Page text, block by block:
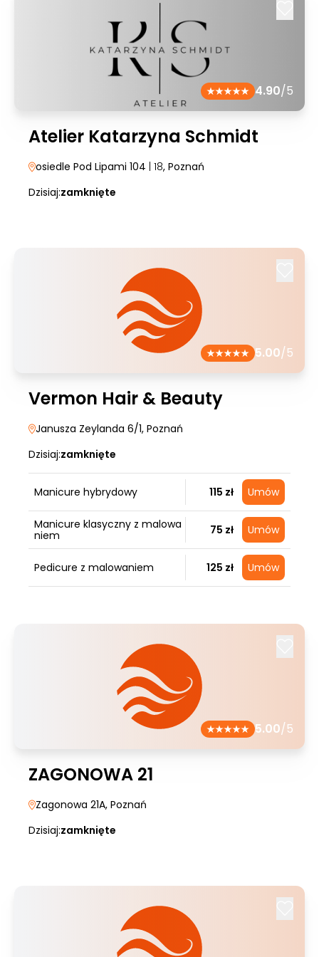
4.90/5
Atelier Katarzyna Schmidt
osiedle Pod Lipami 104 | 18, Poznań
Dzisiaj:zamknięte
5.00/5
Vermon Hair & Beauty
Janusza Zeylanda 6/1, Poznań
Dzisiaj:zamknięte
Manicure hybrydowy 115 zł Umów
Manicure klasyczny z malowa
niem
75 zł Umów
Pedicure z malowaniem 125 zł Umów
5.00/5
ZAGONOWA 21
Zagonowa 21A, Poznań
Dzisiaj:zamknięte